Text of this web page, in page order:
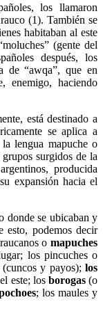
los llamaron
(1). También se
habitaban al este
(gente del
después, los
de “awqa”, que en
enemigo, haciendo
está destinado a
se aplica a
lengua mapuche o
surgidos de la
producida
expansión hacia el
donde se ubicaban y
esto, podemos decir
o mapuches
los pincuches o
y payos); los
este; los borogas(o
; los maules y